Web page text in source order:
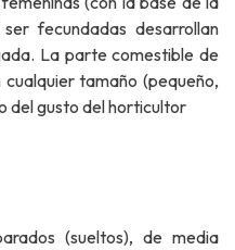
fecundadas desarrollan
La parte comestible de
tamaño (pequeño,
del gusto del horticultor
(sueltos), de media